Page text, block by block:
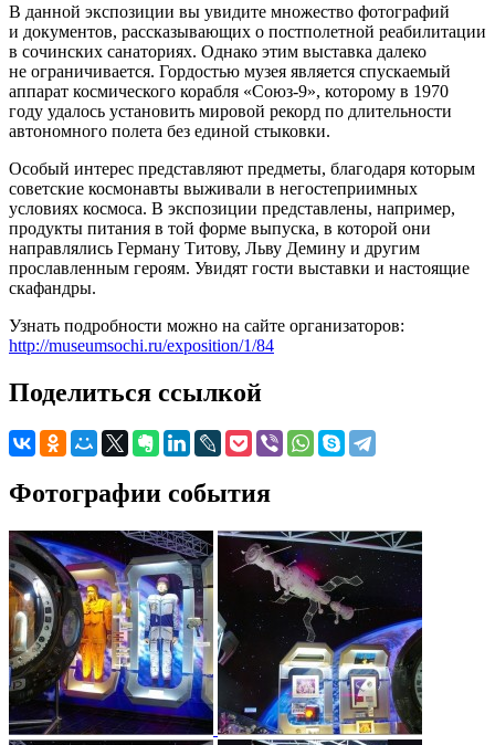
В данной экспозиции вы увидите множество фотографий
и документов, рассказывающих о постполетной реабилитации
в сочинских санаториях. Однако этим выставка далеко
не ограничивается. Гордостью музея является спускаемый
аппарат космического корабля «Союз-9», которому в 1970
году удалось установить мировой рекорд по длительности
автономного полета без единой стыковки.
Особый интерес представляют предметы, благодаря которым
советские космонавты выживали в негостеприимных
условиях космоса. В экспозиции представлены, например,
продукты питания в той форме выпуска, в которой они
направлялись Герману Титову, Льву Демину и другим
прославленным героям. Увидят гости выставки и настоящие
скафандры.
Узнать подробности можно на сайте организаторов:
http://museumsochi.ru/exposition/1/84
Поделиться ссылкой
Фотографии события